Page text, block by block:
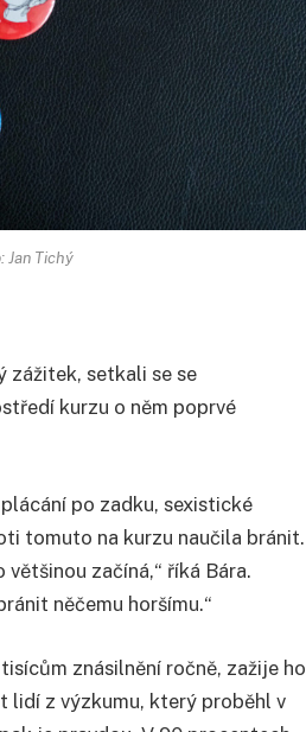
Jan Tichý
zážitek, setkali se se
kurzu o něm poprvé
po zadku, sexistické
tomuto na kurzu naučila bránit.
začíná,“ říká Bára.
něčemu horšímu.“
znásilnění ročně, zažije ho
lidí z výzkumu, který proběhl v